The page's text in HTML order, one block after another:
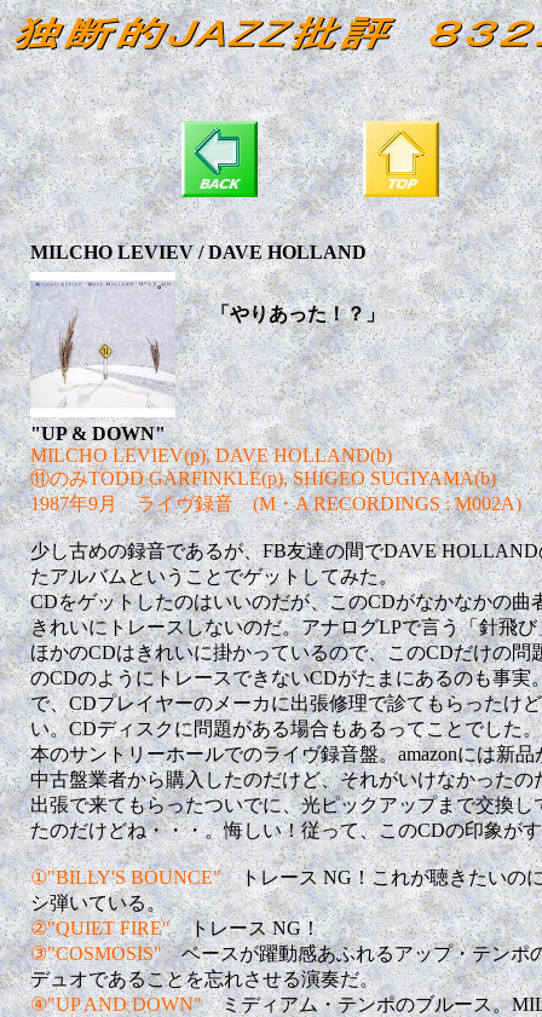
MILCHO LEVIEV / DAVE HOLLAND
「やりあった！？」
"UP & DOWN"
MILCHO LEVIEV(p), DAVE HOLLAND(b)
⑪のみTODD GARFINKLE(p), SHIGEO SUGIYAMA(b)
1987年9月 ライヴ録音 (M・A RECORDINGS : M002A)
少し古めの録音であるが、FB友達の間でDAVE
たアルバムということでゲットしてみた。
CDをゲットしたのはいいのだが、このCDがなかなかの曲
きれいにトレースしないのだ。アナログLPで言う「針飛
ほかのCDはきれいに掛かっているので、このCDだけの問
のCDのようにトレースできないCDがたまにあるのも事実
で、CDプレイヤーのメーカに出張修理で診てもらったけ
い。CDディスクに問題がある場合もあるってことでした
本のサントリーホールでのライヴ録音盤。amazonには新
中古盤業者から購入したのだけど、それがいけなかったの
出張で来てもらったついでに、光ピックアップまで交換
たのだけどね・・・。悔しい！従って、このCDの印象が
①"BILLY'S BOUNCE"トレース NG！これが聴きたいの
シ弾いている。
②"QUIET FIRE"トレース NG！
③"COSMOSIS"ベースが躍動感あふれるアップ・テンポ
デュオであることを忘れさせる演奏だ。
④"UP AND DOWN"ミディアム・テンポのブルース。